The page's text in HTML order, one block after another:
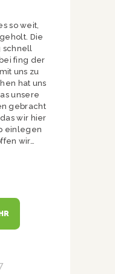
so weit,
Die
schnell
fing der
uns zu
hat uns
unsere
gebracht
wir hier
einlegen
wir…